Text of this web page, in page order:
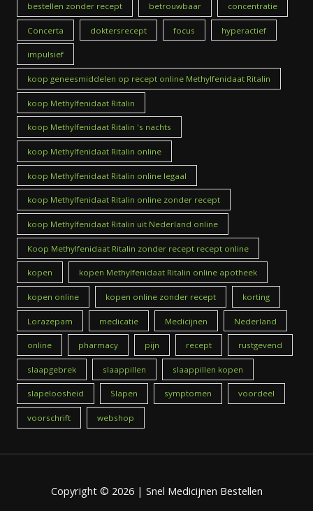
bestellen zonder recept betrouwbaar concentratie
Concerta doktersrecept focus hyperactief
impulsief
koop geneesmiddelen op recept online Methylfenidaat Ritalin
koop Methylfenidaat Ritalin
koop Methylfenidaat Ritalin 's nachts
koop Methylfenidaat Ritalin online
koop Methylfenidaat Ritalin online legaal
koop Methylfenidaat Ritalin online zonder recept
koop Methylfenidaat Ritalin uit Nederland online
Koop Methylfenidaat Ritalin zonder recept recept online
kopen kopen Methylfenidaat Ritalin online apotheek
kopen online kopen online zonder recept korting
Lorazepam medicatie Medicijnen Nederland
online pharmacy pijn recept rustgevend
slaapgebrek slaappillen slaappillen kopen
slapeloosheid Slapen symptomen voordeel
voorschrift webshop
Copyright © 2026 | Snel Medicijnen Bestellen